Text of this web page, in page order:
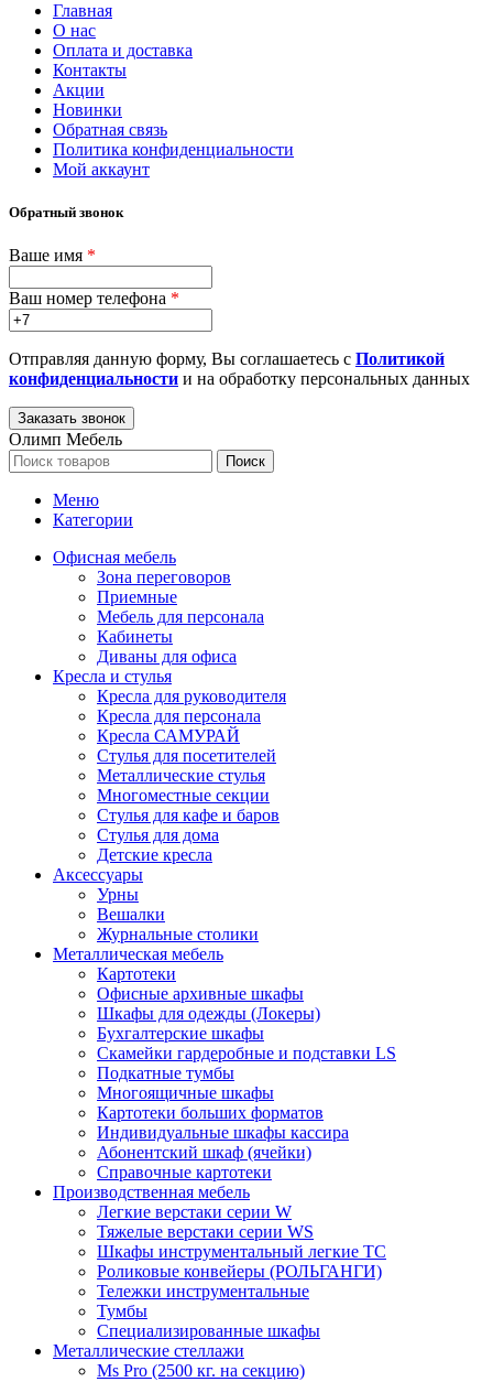
Главная
О нас
Оплата и доставка
Контакты
Акции
Новинки
Обратная связь
Политика конфиденциальности
Мой аккаунт
Обратный звонок
Ваше имя *
Ваш номер телефона *
Отправляя данную форму, Вы соглашаетесь с Политикой
конфиденциальности и на обработку персональных данных
Олимп Мебель
Поиск
Меню
Категории
Офисная мебель
Зона переговоров
Приемные
Мебель для персонала
Кабинеты
Диваны для офиса
Кресла и стулья
Кресла для руководителя
Кресла для персонала
Кресла САМУРАЙ
Стулья для посетителей
Металлические стулья
Многоместные секции
Стулья для кафе и баров
Стулья для дома
Детские кресла
Аксессуары
Урны
Вешалки
Журнальные столики
Металлическая мебель
Картотеки
Офисные архивные шкафы
Шкафы для одежды (Локеры)
Бухгалтерские шкафы
Скамейки гардеробные и подставки LS
Подкатные тумбы
Многоящичные шкафы
Картотеки больших форматов
Индивидуальные шкафы кассира
Абонентский шкаф (ячейки)
Справочные картотеки
Производственная мебель
Легкие верстаки серии W
Тяжелые верстаки серии WS
Шкафы инструментальный легкие ТС
Роликовые конвейеры (РОЛЬГАНГИ)
Тележки инструментальные
Тумбы
Специализированные шкафы
Металлические стеллажи
Ms Pro (2500 кг. на секцию)